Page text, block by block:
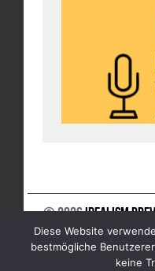
© 2026Idealism
UNTERSTÜTZE UNS
Diese Website
bestmögliche
keine